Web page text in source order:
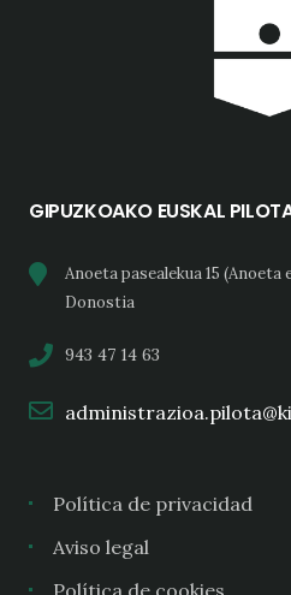
GIPUZKOAKO EUSKAL
Anoeta pasealekua 15 (Anoeta
Donostia
943 47 14 63
Política de privacidad
Aviso legal
Política de cookies